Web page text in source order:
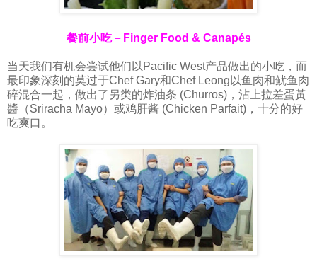
餐前小吃－Finger Food & Canapés
当天我们有机会尝试他们以Pacific West产品做出的小吃，而
最印象深刻的莫过于Chef Gary和Chef Leong以鱼肉和鱿鱼肉
碎混合一起，做出了另类的炸油条 (Churros)，沾上拉差蛋黃
醬（Sriracha Mayo）或鸡肝酱 (Chicken Parfait)，十分的好
吃爽口。